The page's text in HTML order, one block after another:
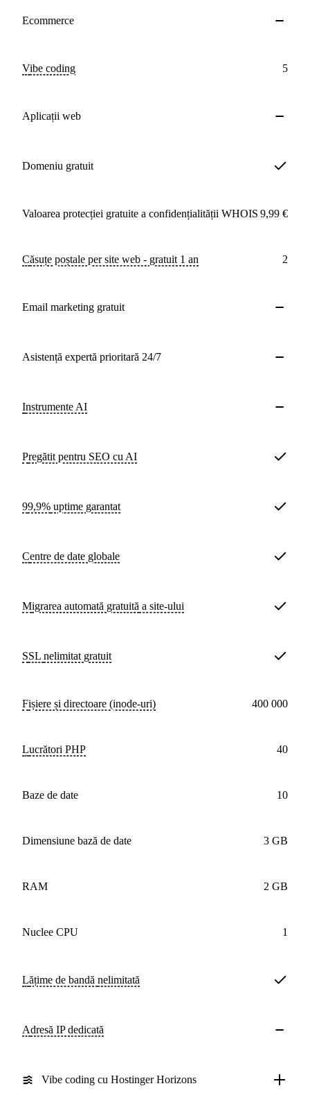
Ecommerce
Vibe coding 5
Aplicații web
Domeniu gratuit
Valoarea protecției gratuite a confidențialității WHOIS 9,99 €
Căsuțe poștale per site web - gratuit 1 an 2
Email marketing gratuit
Asistență expertă prioritară 24/7
Instrumente AI
Pregătit pentru SEO cu AI
99,9% uptime garantat
Centre de date globale
Migrarea automată gratuită a site-ului
SSL nelimitat gratuit
Fișiere și directoare (inode-uri) 400 000
lucrători PHP 40
baze de date 10
Dimensiune bază de date 3 GB
RAM 2 GB
nuclee CPU 1
Lățime de bandă nelimitată
Adresă IP dedicată
Vibe coding cu Hostinger Horizons